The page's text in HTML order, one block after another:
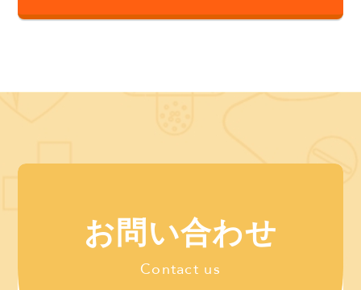
お問い合わせ
Contact us